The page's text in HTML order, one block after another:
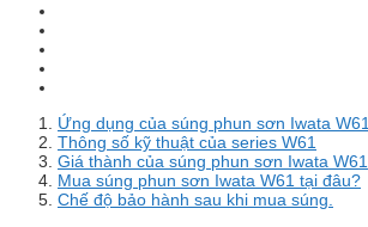
Ứng dụng của súng phun sơn Iwata W61
Thông số kỹ thuật của series W61
Giá thành của súng phun sơn Iwata W61
Mua súng phun sơn Iwata W61 tại đâu?
Chế độ bảo hành sau khi mua súng.